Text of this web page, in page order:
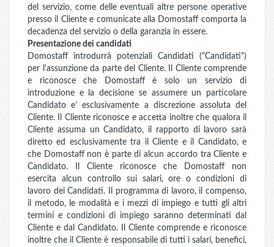
del servizio, come delle eventuali altre persone operative
presso il Cliente e comunicate alla Domostaff comporta la
decadenza del servizio o della garanzia in essere.
Presentazione dei candidati
Domostaff introdurrà potenziali Candidati ("Candidati")
per l'assunzione da parte del Cliente. Il Cliente comprende
e riconosce che Domostaff è solo un servizio di
introduzione e la decisione se assumere un particolare
Candidato e’ esclusivamente a discrezione assoluta del
Cliente. Il Cliente riconosce e accetta inoltre che qualora il
Cliente assuma un Candidato, il rapporto di lavoro sarà
diretto ed esclusivamente tra il Cliente e il Candidato, e
che Domostaff non è parte di alcun accordo tra Cliente e
Candidato. Il Cliente riconosce che Domostaff non
esercita alcun controllo sui salari, ore o condizioni di
lavoro dei Candidati. Il programma di lavoro, il compenso,
il metodo, le modalità e i mezzi di impiego e tutti gli altri
termini e condizioni di impiego saranno determinati dal
Cliente e dal Candidato. Il Cliente comprende e riconosce
inoltre che il Cliente è responsabile di tutti i salari, benefici,